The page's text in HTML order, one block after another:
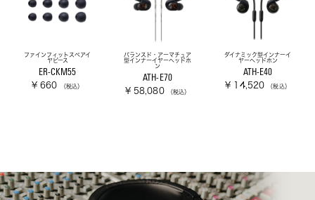
ファインフィットスペアイ
ヤピース
ER-CKM55
¥ 660 （税込）
バランスド・アーマチュア
型インナーイヤーヘッドホ
ン
ATH-E70
¥ 58,080 （税込）
ダイナミック型インナーイ
ヤーヘッドホン
ATH-E40
¥ 14,520 （税込）